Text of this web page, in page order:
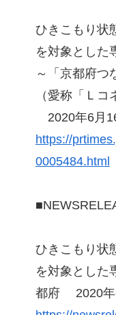
ひきこもり状
を対象とした
～「京都府つ
（愛称「Ｌ
2020年6月
https://
0005484.html
ひきこもり状
を対象とし
都府 2020年